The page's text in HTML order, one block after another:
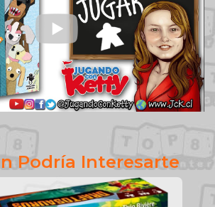
Podría Interesarte